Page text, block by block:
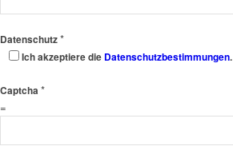
Datenschutz*
Ich akzeptiere die Datenschutzbestimmungen.
Captcha *
=